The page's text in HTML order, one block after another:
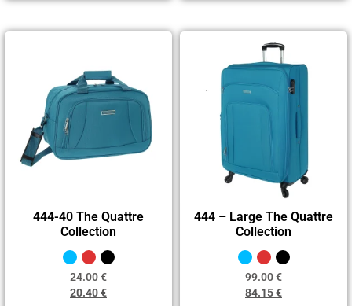
444-40 The Quattre
Collection
24.00€
20.40€
444 – Large The Quattre
Collection
99.00€
84.15€